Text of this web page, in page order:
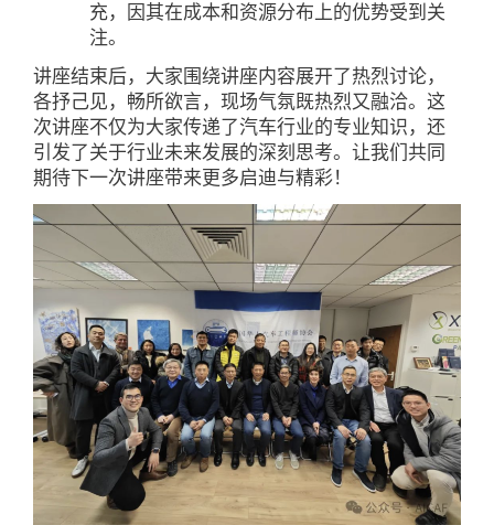
充，因其在成本和资源分布上的优势受到关
注。
讲座结束后，大家围绕讲座内容展开了热烈讨论，
各抒己见，畅所欲言，现场气氛既热烈又融洽。这
次讲座不仅为大家传递了汽车行业的专业知识，还
引发了关于行业未来发展的深刻思考。让我们共同
期待下一次讲座带来更多启迪与精彩！